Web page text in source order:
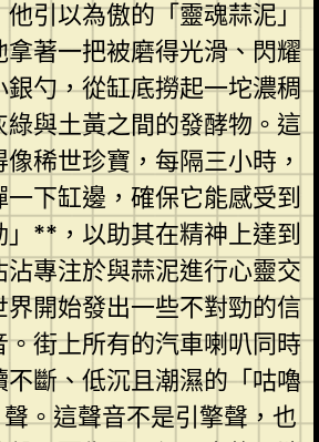
引以為傲的「靈魂蒜泥」
著一把被磨得光滑、閃耀
勺，從缸底撈起一坨濃稠
與土黃之間的發酵物。這
稀世珍寶，每隔三小時，
下缸邊，確保它能感受到
**，以助其在精神上達到
專注於與蒜泥進行心靈交
開始發出一些不對勁的信
街上所有的汽車喇叭同時
斷、低沉且潮濕的「咕嚕
這聲音不是引擎聲，也